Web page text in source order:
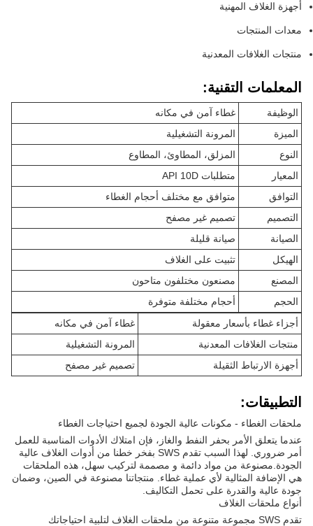
أجهزة الغلاف المهنية
معدات المنتجات
منتجات الغلافات المعدنية
المعلمات التقنية:
الوظيفة
غطاء آمن في مكانه
الميزة
المرونة التشغيلية
النوع
المزلق، المطاوئ، المطاوع
المعيار
متطلبات API 10D
التوافق
متوافق مع مختلف أحجام الغطاء
التصميم
تصميم غير مصفح
الصيانة
صيانة قليلة
الهيكل
تثبيت على الغلاف
المصنع
مصنعون مختلفون متاحون
الحجم
أحجام مختلفة متوفرة
أجزاء غطاء بأسعار معقولة
غطاء آمن في مكانه
منتجات الغلافات المعدنية
المرونة التشغيلية
أجهزة الارتباط الثقيلة
تصميم غير مصفح
التطبيقات:
ملحقات الغطاء - مكونات عالية الجودة لجميع احتياجات الغطاء
عندما يتعلق الأمر بحفر النفط والغاز، فإن امتلاك الأدوات المناسبة للعمل
أمر ضروري. لهذا السبب تقدم SWS بفخر خطنا من أدوات الغلاف عالية
الجودة.مصنوعة من مواد دائمة و مصممة لتركيب سهل، هذه الملحقات
هي الإضافة المثالية لأي عملية غطاء. منتجاتنا مصنوعة في الصين، وضمان
جودة عالية والقدرة على تحمل التكاليف.
أنواع ملحقات الغلاف
تقدم SWS مجموعة متنوعة من ملحقات الغلاف لتلبية احتياجاتك